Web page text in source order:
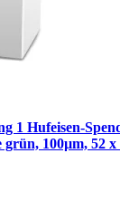
1 Hufeisen-
100µm, 52 x